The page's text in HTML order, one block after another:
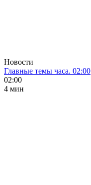
Новости
Главные темы часа. 02:00
02:00
4 мин